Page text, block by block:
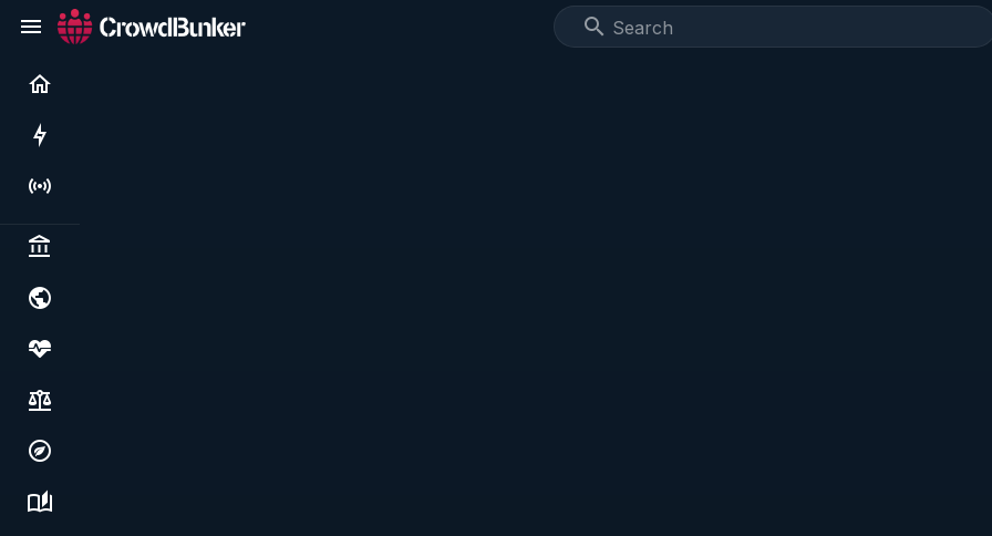
Politics & institutions
Society, justice & freedoms
Economy, environment & technology
Science, history & spirituality